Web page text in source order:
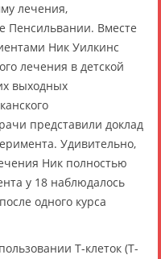
лечения,
Пенсильвании. Вместе
Ник Уилкинс
лечения в детской
выходных
представили доклад
Удивительно,
Ник полностью
у 18 наблюдалось
одного курса
Т-клеток (Т-